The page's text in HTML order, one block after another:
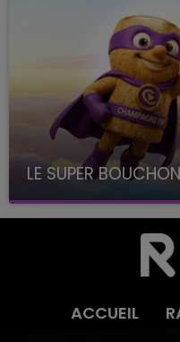
LE SUPER
avec La Famille
ACCUEIL